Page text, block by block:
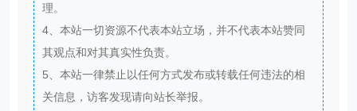
理。
4、本站一切资源不代表本站立场，并不代表本站赞同
其观点和对其真实性负责。
5、本站一律禁止以任何方式发布或转载任何违法的相
关信息，访客发现请向站长举报。